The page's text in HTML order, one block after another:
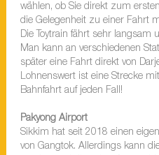
wählen, ob Sie direkt zum
die Gelegenheit zu einer Fahrt
Die Toytrain fährt sehr langsam
Man kann an verschiedenen
später eine Fahrt direkt von
Lohnenswert ist eine Strecke
Bahnfahrt auf jeden Fall!
Pakyong Airport
Sikkim hat seit 2018 einen
von Gangtok. Allerdings kann